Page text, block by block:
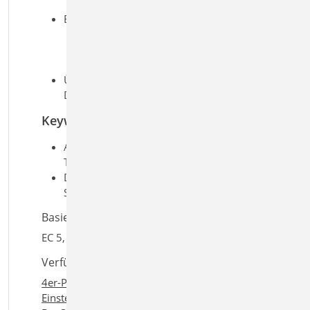
Brandfall
Übergaben für „Übernahmen zum
Detailnachweis“ in der BauStatik
Keywords
Aufgaben: Holzbau;
Tragwerksplanung
Detailaufgaben: Berechnungsmodell
SE; Stütze
Basiert auf den Normen:
EC 5, DIN EN 1995-1-1:2010-12
Verfügbar in den Paketen:
4er-Paket
Einsteigerpaket "Holz"